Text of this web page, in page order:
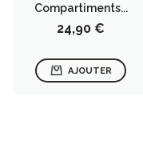
Compartiments...
Prix
24,90 €
AJOUTER